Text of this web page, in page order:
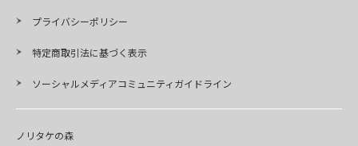
プライバシーポリシー
特定商取引法に基づく表示
ソーシャルメディアコミュニティガイドライン
ノリタケの森